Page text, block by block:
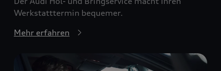
Werkstatttermin bequemer.
Mehr erfahren